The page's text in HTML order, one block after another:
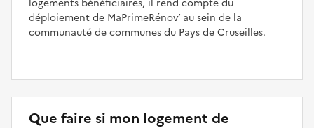
déploiement de MaPrimeRénov’ au sein de la
communauté de communes du Pays de Cruseilles.
Que faire si mon logement de